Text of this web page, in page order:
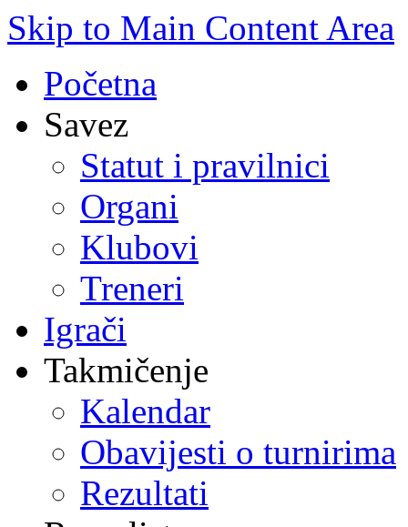
Skip to Main Content Area
Početna
Savez
Statut i pravilnici
Organi
Klubovi
Treneri
Igrači
Takmičenje
Kalendar
Obavijesti o turnirima
Rezultati